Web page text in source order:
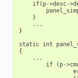
if(p->desc-
    }
    ...
}
static int
{
    ...